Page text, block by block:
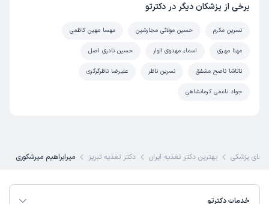
برخی از پزشکان دیگر در دکترتو
نسرین مکرم حسین مولائی مجارشین مهسا مهین کاظمی
مهنا مهری اسماء مهدوی الوار حسین نادری اصل
ناتاشا ناصح مشفق نسرین ناظر علیرضا ناظرگرگری
جواد ناعمی کرمانشاهی
پزشکی بهترین دکتر تغذیه ایران دکتر تغذیه تبریز میرابراهیم میرشکوری
خدمات دکترتو